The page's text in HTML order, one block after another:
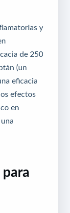
y
de 250
(un
eficacia
efectos
en